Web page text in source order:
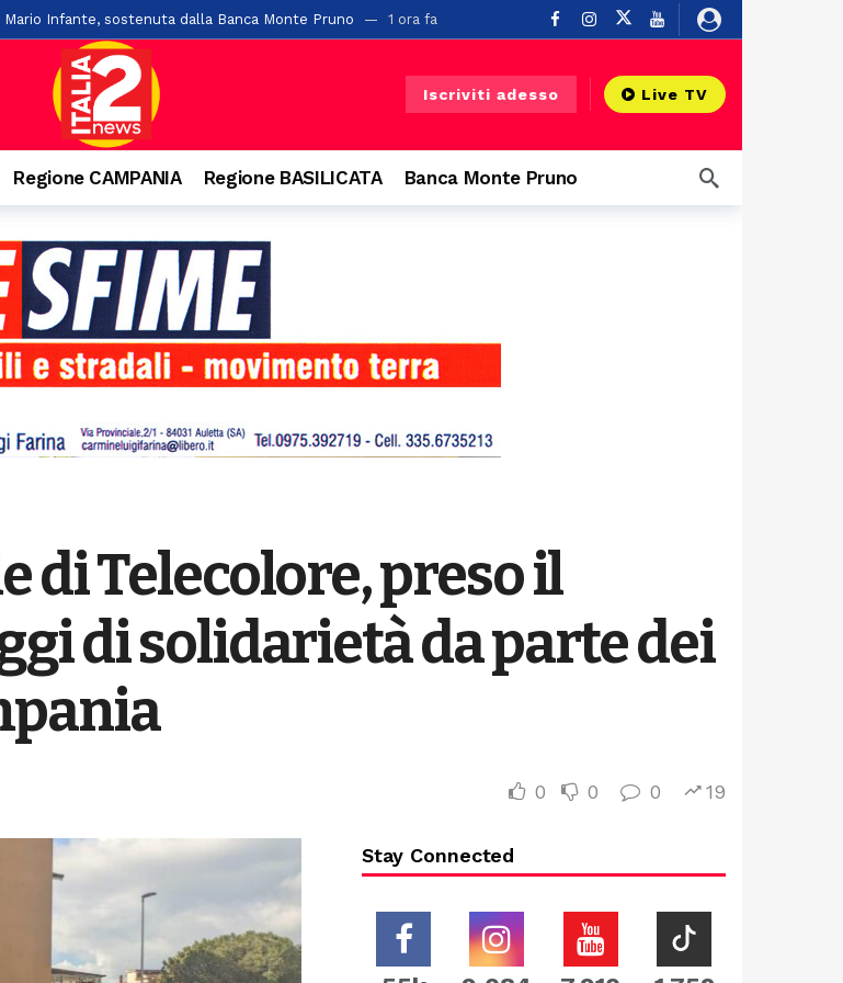
Infante, sostenuta dalla Banca Monte Pruno 1 ora fa
1 ora fa
un 31enne ad Agropoli
grave 27enne a Castellabate
9 indagati nel Vallo di Diano
19 ore fa
chiuso temporaneamente un tratto a Buonabitacolo
Costanza” a Teggiano 20 ore fa
Iscriviti adesso Live TV
Regione CAMPANIA Regione BASILICATA Banca Monte Pruno
di Telecolore, preso il
di solidarietà da parte dei
0 0 0 19
Stay Connected